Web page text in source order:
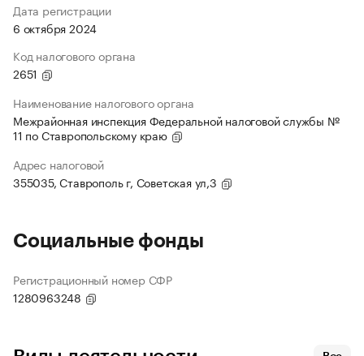
Дата регистрации
6 октября 2024
Код налогового органа
2651
Наименование налогового органа
Межрайонная инспекция Федеральной налоговой службы №
11 по Ставропольскому краю
Адрес налоговой
355035, Ставрополь г, Советская ул,3
Социальные фонды
Регистрационный номер СФР
1280963248